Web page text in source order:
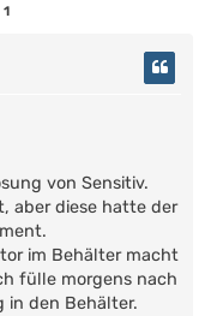
1
von Sensitiv.
aber diese hatte der
im Behälter macht
fülle morgens nach
in den Behälter.